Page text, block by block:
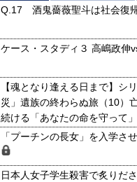
Q.17 酒鬼薔薇聖斗は社会復
ケース・スタディ３ 高嶋政伸
【魂となり逢える日まで】シ
災」遺族の終わらぬ旅（10）
続ける「あなたの命を守って」
「プーチンの長女」を入学さ
日本人女子学生殺害で炙りだ